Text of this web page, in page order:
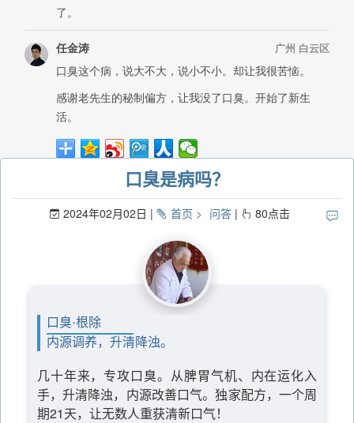
口臭是病吗？
2024年02月02日 首页 问答 80点击
口臭·根除
内源调养，升清降浊。
几十年来，专攻口臭。从脾胃气机、内在运化入
手，升清降浊，内源改善口气。独家配方，一个周
期21天，让无数人重获清新口气！